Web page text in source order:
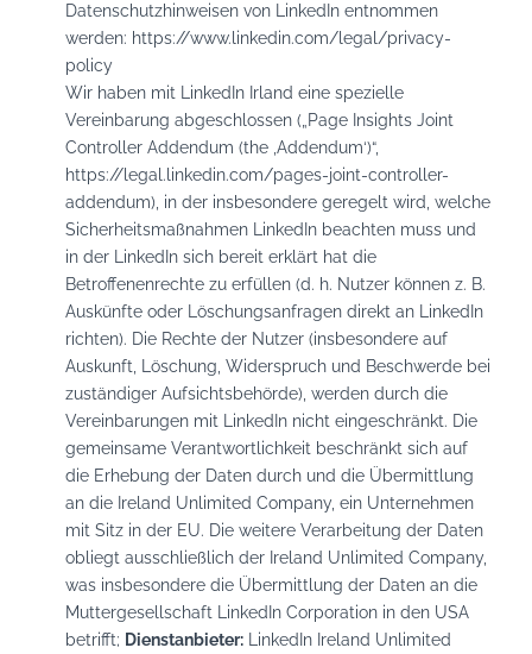
Datenschutzhinweisen von LinkedIn entnommen
werden: https://www.linkedin.com/legal/privacy-
policy
Wir haben mit LinkedIn Irland eine spezielle
Vereinbarung abgeschlossen („Page Insights Joint
Controller Addendum (the ‚Addendum‘)“,
https://legal.linkedin.com/pages-joint-controller-
addendum), in der insbesondere geregelt wird, welche
Sicherheitsmaßnahmen LinkedIn beachten muss und
in der LinkedIn sich bereit erklärt hat die
Betroffenenrechte zu erfüllen (d. h. Nutzer können z. B.
Auskünfte oder Löschungsanfragen direkt an LinkedIn
richten). Die Rechte der Nutzer (insbesondere auf
Auskunft, Löschung, Widerspruch und Beschwerde bei
zuständiger Aufsichtsbehörde), werden durch die
Vereinbarungen mit LinkedIn nicht eingeschränkt. Die
gemeinsame Verantwortlichkeit beschränkt sich auf
die Erhebung der Daten durch und die Übermittlung
an die Ireland Unlimited Company, ein Unternehmen
mit Sitz in der EU. Die weitere Verarbeitung der Daten
obliegt ausschließlich der Ireland Unlimited Company,
was insbesondere die Übermittlung der Daten an die
Muttergesellschaft LinkedIn Corporation in den USA
betrifft; Dienstanbieter:LinkedIn Ireland Unlimited